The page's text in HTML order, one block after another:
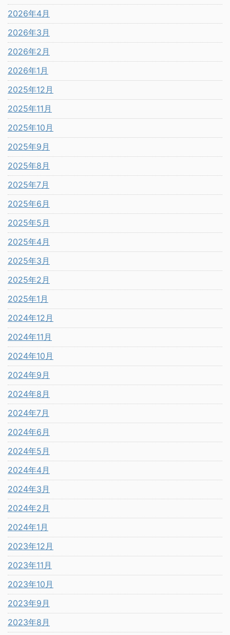
2026年4月
2026年3月
2026年2月
2026年1月
2025年12月
2025年11月
2025年10月
2025年9月
2025年8月
2025年7月
2025年6月
2025年5月
2025年4月
2025年3月
2025年2月
2025年1月
2024年12月
2024年11月
2024年10月
2024年9月
2024年8月
2024年7月
2024年6月
2024年5月
2024年4月
2024年3月
2024年2月
2024年1月
2023年12月
2023年11月
2023年10月
2023年9月
2023年8月